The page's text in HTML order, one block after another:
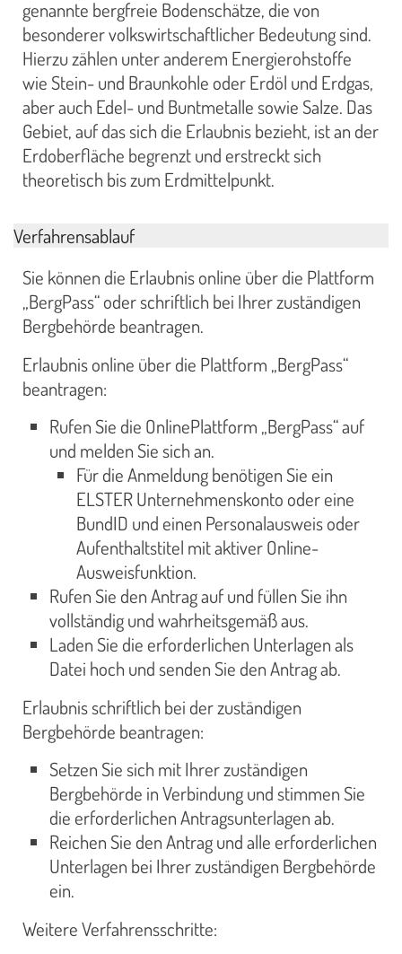
genannte bergfreie Bodenschätze, die von
besonderer volkswirtschaftlicher Bedeutung sind.
Hierzu zählen unter anderem Energierohstoffe
wie Stein- und Braunkohle oder Erdöl und Erdgas,
aber auch Edel- und Buntmetalle sowie Salze. Das
Gebiet, auf das sich die Erlaubnis bezieht, ist an der
Erdoberfläche begrenzt und erstreckt sich
theoretisch bis zum Erdmittelpunkt.
Verfahrensablauf
Sie können die Erlaubnis online über die Plattform
„BergPass“ oder schriftlich bei Ihrer zuständigen
Bergbehörde beantragen.
Erlaubnis online über die Plattform „BergPass“
beantragen:
Rufen Sie die OnlinePlattform „BergPass“ auf
und melden Sie sich an.
Für die Anmeldung benötigen Sie ein
ELSTER Unternehmenskonto oder eine
BundID und einen Personalausweis oder
Aufenthaltstitel mit aktiver Online-
Ausweisfunktion.
Rufen Sie den Antrag auf und füllen Sie ihn
vollständig und wahrheitsgemäß aus.
Laden Sie die erforderlichen Unterlagen als
Datei hoch und senden Sie den Antrag ab.
Erlaubnis schriftlich bei der zuständigen
Bergbehörde beantragen:
Setzen Sie sich mit Ihrer zuständigen
Bergbehörde in Verbindung und stimmen Sie
die erforderlichen Antragsunterlagen ab.
Reichen Sie den Antrag und alle erforderlichen
Unterlagen bei Ihrer zuständigen Bergbehörde
ein.
Weitere Verfahrensschritte: